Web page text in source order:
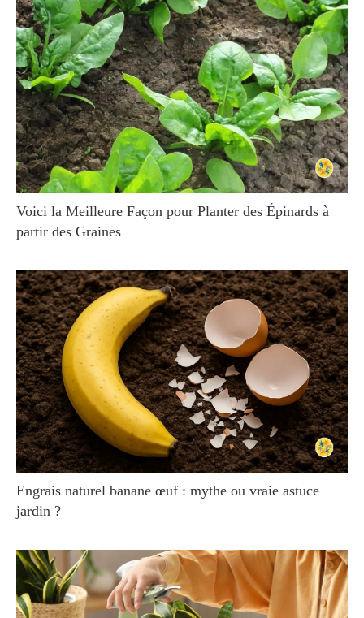
Voici la Meilleure Façon pour Planter des Épinards à
partir des Graines
Engrais naturel banane œuf : mythe ou vraie astuce
jardin ?